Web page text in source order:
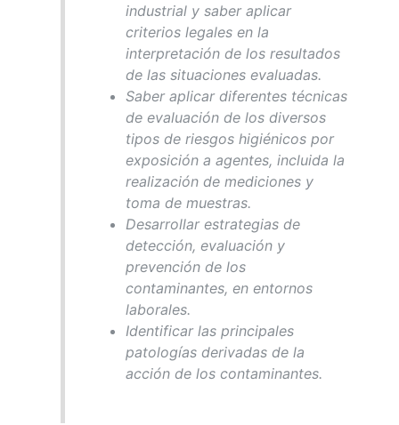
industrial y saber aplicar
criterios legales en la
interpretación de los resultados
de las situaciones evaluadas.
Saber aplicar diferentes técnicas
de evaluación de los diversos
tipos de riesgos higiénicos por
exposición a agentes, incluida la
realización de mediciones y
toma de muestras.
Desarrollar estrategias de
detección, evaluación y
prevención de los
contaminantes, en entornos
laborales.
Identificar las principales
patologías derivadas de la
acción de los contaminantes.